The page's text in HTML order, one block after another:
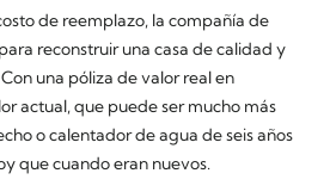
de reemplazo, la compañía de
reconstruir una casa de calidad y
una póliza de valor real en
actual, que puede ser mucho más
o calentador de agua de seis años
que cuando eran nuevos.